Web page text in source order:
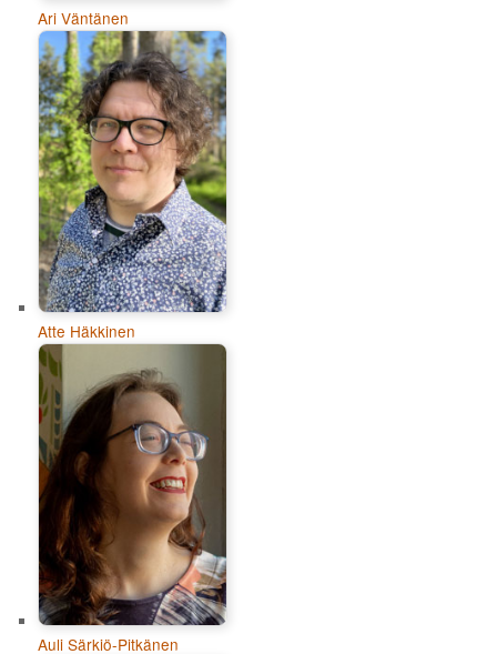
Ari Väntänen
Atte Häkkinen
Auli Särkiö-Pitkänen